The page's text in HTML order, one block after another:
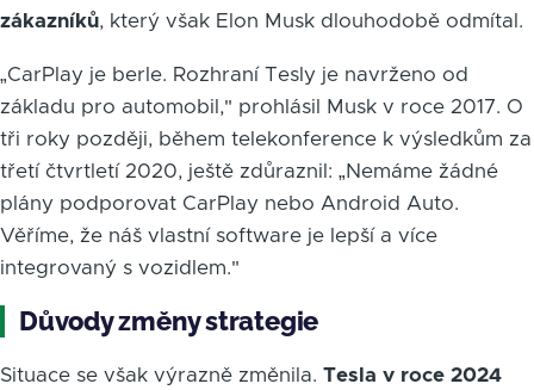
zákazníků, který však Elon Musk dlouhodobě odmítal.
„CarPlay je berle. Rozhraní Tesly je navrženo od
základu pro automobil," prohlásil Musk v roce 2017. O
tři roky později, během telekonference k výsledkům za
třetí čtvrtletí 2020, ještě zdůraznil: „Nemáme žádné
plány podporovat CarPlay nebo Android Auto.
Věříme, že náš vlastní software je lepší a více
integrovaný s vozidlem."
Důvody změny strategie
Situace se však výrazně změnila. Tesla v roce 2024